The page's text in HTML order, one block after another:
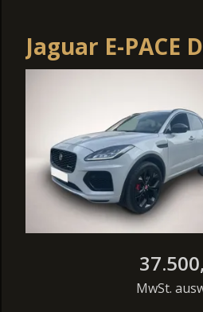
Jaguar E-PACE
R-Dynamic
MwSt.